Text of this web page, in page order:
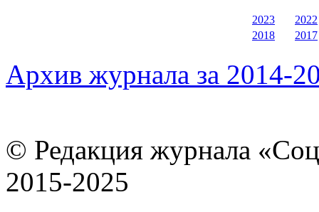
2023
2022
2018
2017
Архив журнала за 2014-
© Редакция журнала
2015-2025